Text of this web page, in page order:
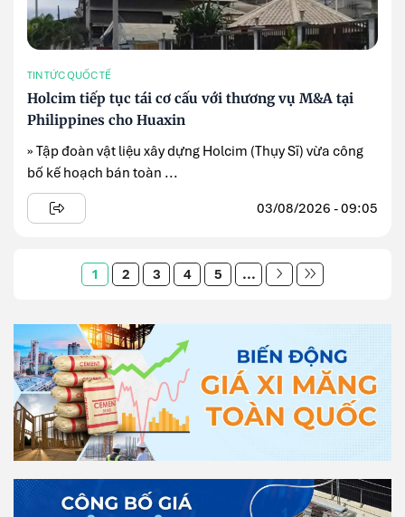
TIN TỨC QUỐC TẾ
Holcim tiếp tục tái cơ cấu với thương vụ M&A tại
Philippines cho Huaxin
» Tập đoàn vật liệu xây dựng Holcim (Thụy Sĩ) vừa công
bố kế hoạch bán toàn ...
03/08/2026 - 09:05
1 2 3 4 5 ...